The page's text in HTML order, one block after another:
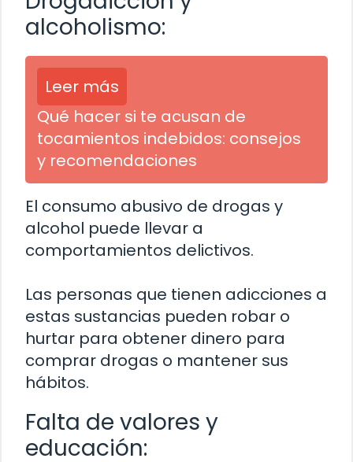
alcoholismo:
Leer más
Qué hacer si te acusan de
tocamientos indebidos: consejos
y recomendaciones
El consumo abusivo de drogas y
alcohol puede llevar a
comportamientos delictivos.
Las personas que tienen adicciones a
estas sustancias pueden robar o
hurtar para obtener dinero para
comprar drogas o mantener sus
hábitos.
Falta de valores y
educación: